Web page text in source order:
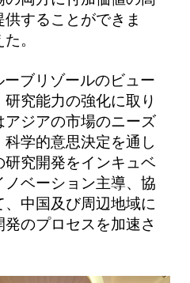
することができま
。
ブリゾールのビュー
究能力の強化に取り
ジアの市場のニーズ
学的意思決定を通し
究開発をインキュベ
ベーション主導、協
中国及び周辺地域に
のプロセスを加速さ